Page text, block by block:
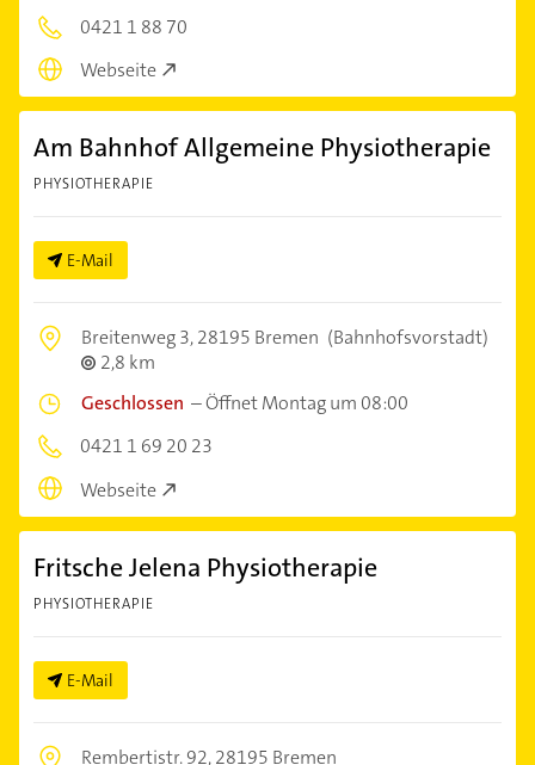
0421 1 88 70
Webseite
Am Bahnhof Allgemeine Physiotherapie
PHYSIOTHERAPIE
E-Mail
Breitenweg 3,28195 Bremen (Bahnhofsvorstadt)
2,8 km
Geschlossen –Öffnet Montag um 08:00
0421 1 69 20 23
Webseite
Fritsche Jelena Physiotherapie
PHYSIOTHERAPIE
E-Mail
Rembertistr. 92,28195 Bremen